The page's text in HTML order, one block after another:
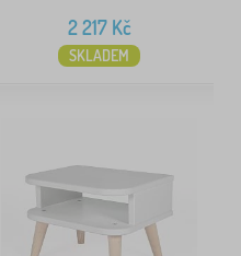
2 217Kč
SKLADEM